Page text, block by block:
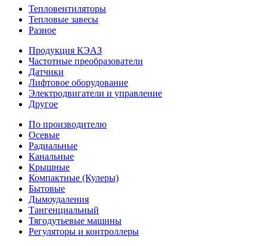
Тепловентиляторы
Тепловые завесы
Разное
Продукция КЭАЗ
Частотные преобразователи
Датчики
Лифтовое оборудование
Электродвигатели и управление
Другое
По производителю
Осевые
Радиальные
Канальные
Крышные
Компактные (Кулеры)
Бытовые
Дымоудаления
Тангенциальный
Тягодутьевые машины
Регуляторы и контроллеры